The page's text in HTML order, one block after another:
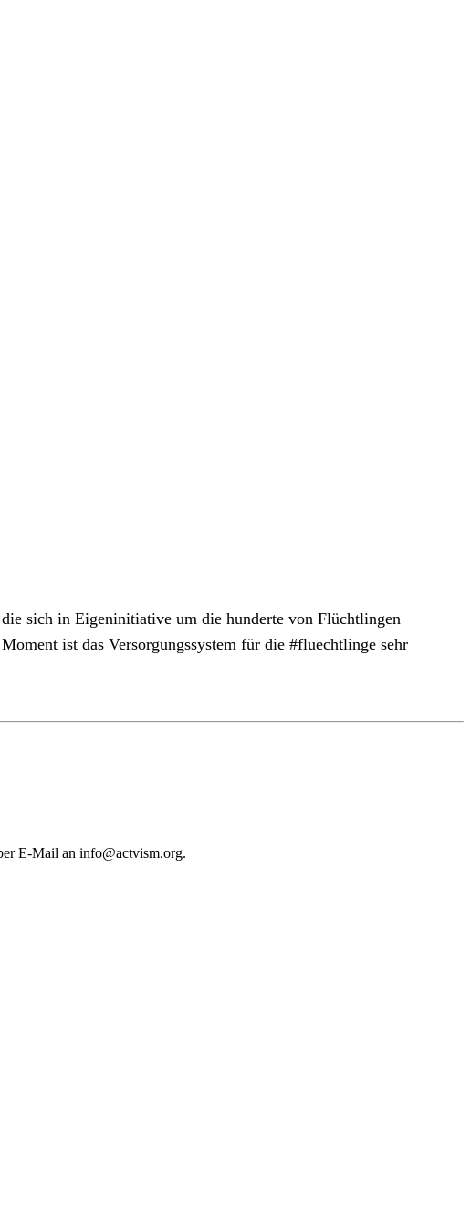
sich in Eigeninitiative um die hunderte von Flüchtlingen
ist das Versorgungssystem für die ‪#‎fluechtlinge‬ sehr
E-Mail an info@actvism.org.